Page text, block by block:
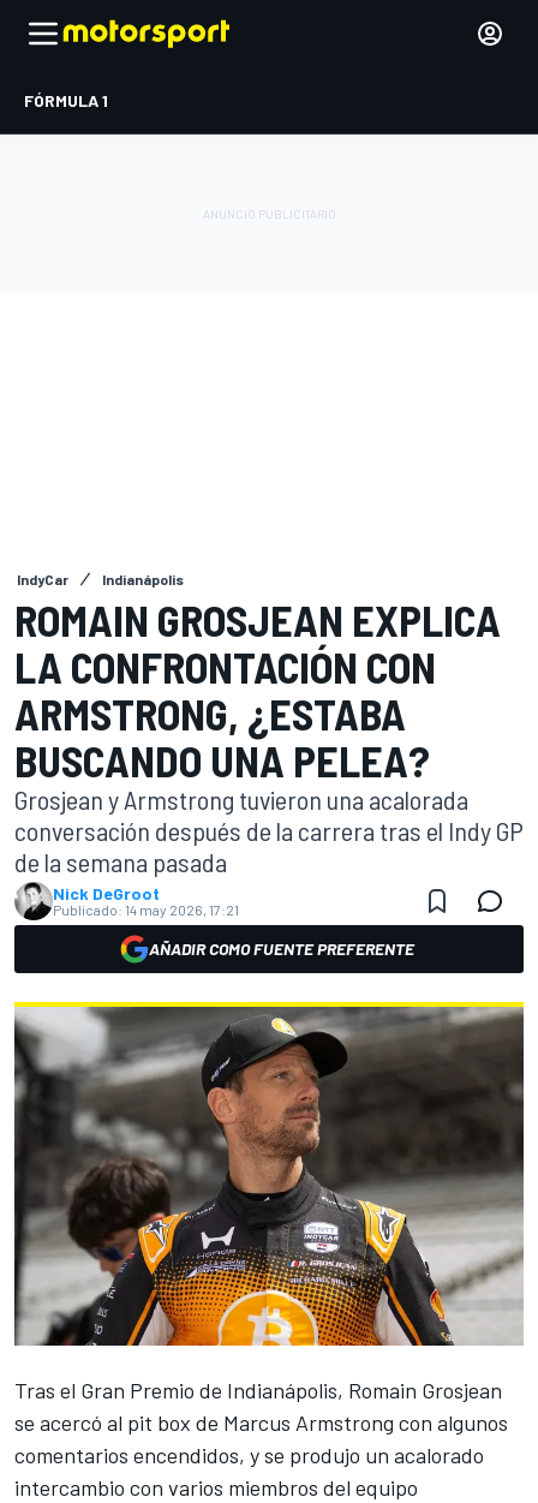
FÓRMULA 1
IndyCar Indianápolis
ROMAIN GROSJEAN EXPLICA
LA CONFRONTACIÓN CON
ARMSTRONG, ¿ESTABA
BUSCANDO UNA PELEA?
Grosjean y Armstrong tuvieron una acalorada
conversación después de la carrera tras el Indy GP
de la semana pasada
Nick DeGroot
Publicado: 14 may 2026, 17:21
AÑADIR COMO FUENTE PREFERENTE
Tras el Gran Premio de Indianápolis, Romain Grosjean
se acercó al pit box de Marcus Armstrong con algunos
comentarios encendidos, y se produjo un acalorado
intercambio con varios miembros del equipo